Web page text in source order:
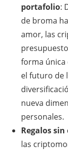
portafolio:
de broma
amor, las
forma única
el futuro de
nueva
personales.
Regalos
las